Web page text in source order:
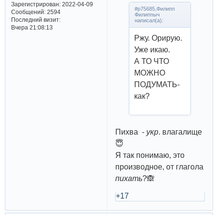
Зарегистрирован: 2022-04-09
Сообщений:2594
Последний визит:
Вчера 21:08:13
#p75685,Филипп
Филиппыч
написал(а):
Ржу. Орирую.
Уже икаю.
А ТО ЧТО
МОЖНО
ПОДУМАТЬ-
как?
Пихва - укр. влагалище
😇
Я так понимаю, это
производное, от глагола
пихать?🙈
+17